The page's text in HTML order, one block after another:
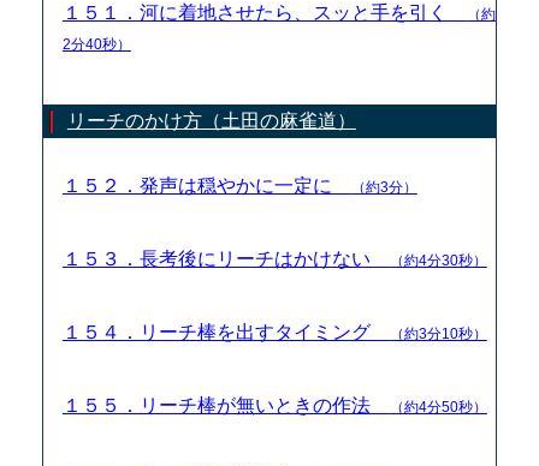
１５１．河に着地させたら、スッと手を引く
（約
2分40秒）
リーチのかけ方（土田の麻雀道）
１５２．発声は穏やかに一定に （約3分）
１５３．長考後にリーチはかけない （約4分30秒）
１５４．リーチ棒を出すタイミング （約3分10秒）
１５５．リーチ棒が無いときの作法 （約4分50秒）